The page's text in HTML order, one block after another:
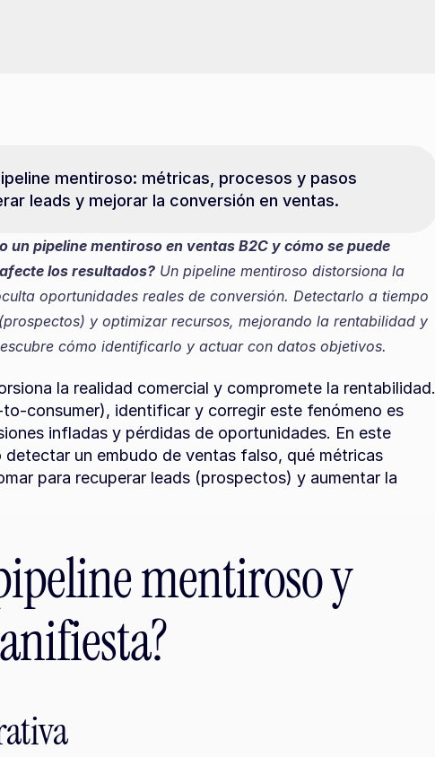
mentiroso: métricas, procesos y pasos
leads y mejorar la conversión en ventas.
un pipeline mentiroso en ventas B2C y cómo se puede
los resultados? Un pipeline mentiroso distorsiona la
oportunidades reales de conversión. Detectarlo a tiempo
y optimizar recursos, mejorando la rentabilidad y
cómo identificarlo y actuar con datos objetivos.
la realidad comercial y compromete la rentabilidad.
to-consumer), identificar y corregir este fenómeno es
infladas y pérdidas de oportunidades. En este
un embudo de ventas falso, qué métricas
para recuperar leads (prospectos) y aumentar la
mentiroso y